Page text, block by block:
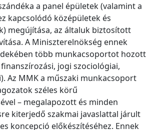
a panel épületek (valamint a
kapcsolódó középületek és
megújítása, az általuk biztosított
A Miniszterelnökség ennek
több munkacsoportot hozott
jogi szociológiai,
Az MMK a műszaki munkacsoport
széles körű
– megalapozott és minden
kiterjedő szakmai javaslattal járult
koncepció előkészítéséhez. Ennek